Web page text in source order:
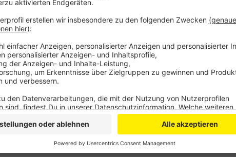
Juli 2021 starben allein im Ahrtal 135 Menschen.
Rheinbach zum Beispiel, Swisttal, auch Lohmar und
Anzeige